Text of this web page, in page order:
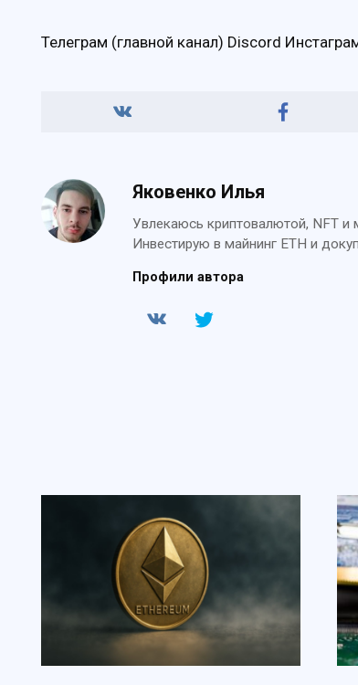
Телеграм (главной канал) Discord
Яковенко Илья
Увлекаюсь криптовалютой, NFT и
Инвестирую в майнинг ETH и
Профили автора